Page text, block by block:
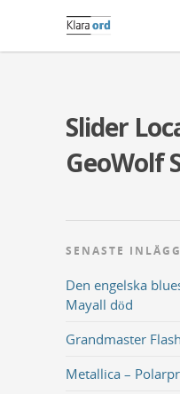
Slider
GeoWolf
SENASTE
Den engelska
Mayall död
Grandmaster
Metallica –